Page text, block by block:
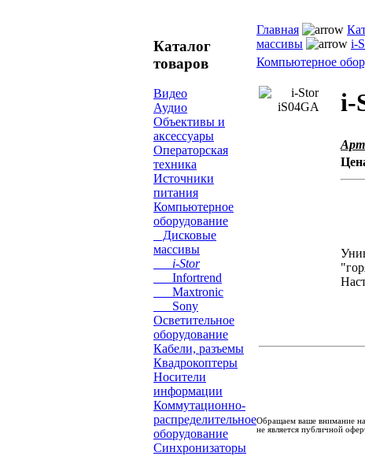
Каталог
товаров
Видео
Аудио
Объективы и
аксессуары
Операторская
техника
Источники
питания
Компьютерное
оборудование
Дисковые
массивы
i-Stor
Infortrend
Maxtronic
Sony
Осветительное
оборудование
Кабели, разъемы
Квадрокоптеры
Носители
информации
Коммутационно-
распределительное
оборудование
Синхронизаторы
Главная
массивы
i-
Компьютерное
i-
Обращаем ваше внимание
не является публичной